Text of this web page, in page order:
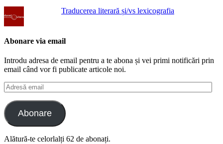
Traducerea literară și/vs lexicografia
Abonare via email
Introdu adresa de email pentru a te abona și vei primi notificări prin
email când vor fi publicate articole noi.
Adresă
email
Abonare
Alătură-te celorlalți 62 de abonați.